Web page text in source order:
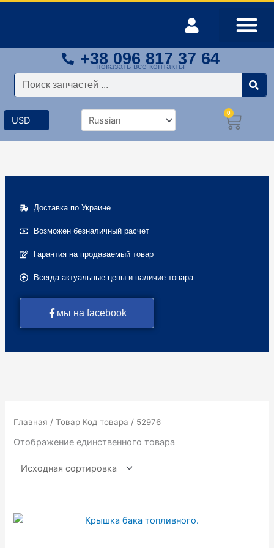
+38 096 817 37 64
показать все контакты
Поиск
0
Доставка по Украине
Возможен безналичный расчет
Гарантия на продаваемый товар
Всегда актуальные цены и наличие товара
мы на facebook
Главная / Товар Код товара / 52976
Отображение единственного товара